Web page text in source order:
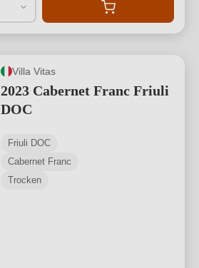
Villa Vitas
2023 Cabernet Franc Friuli
DOC
Friuli DOC
Cabernet Franc
Trocken